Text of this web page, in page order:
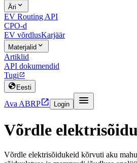
Äri 
EV Routing API
CPO-d
EV võrdlusKarjäär
Materjalid 
Artiklid
API dokumendid
Tugi
 Eesti
Ava ABRP Login 
Võrdle
Võrdle elektrisõidukeid kõrvuti aku